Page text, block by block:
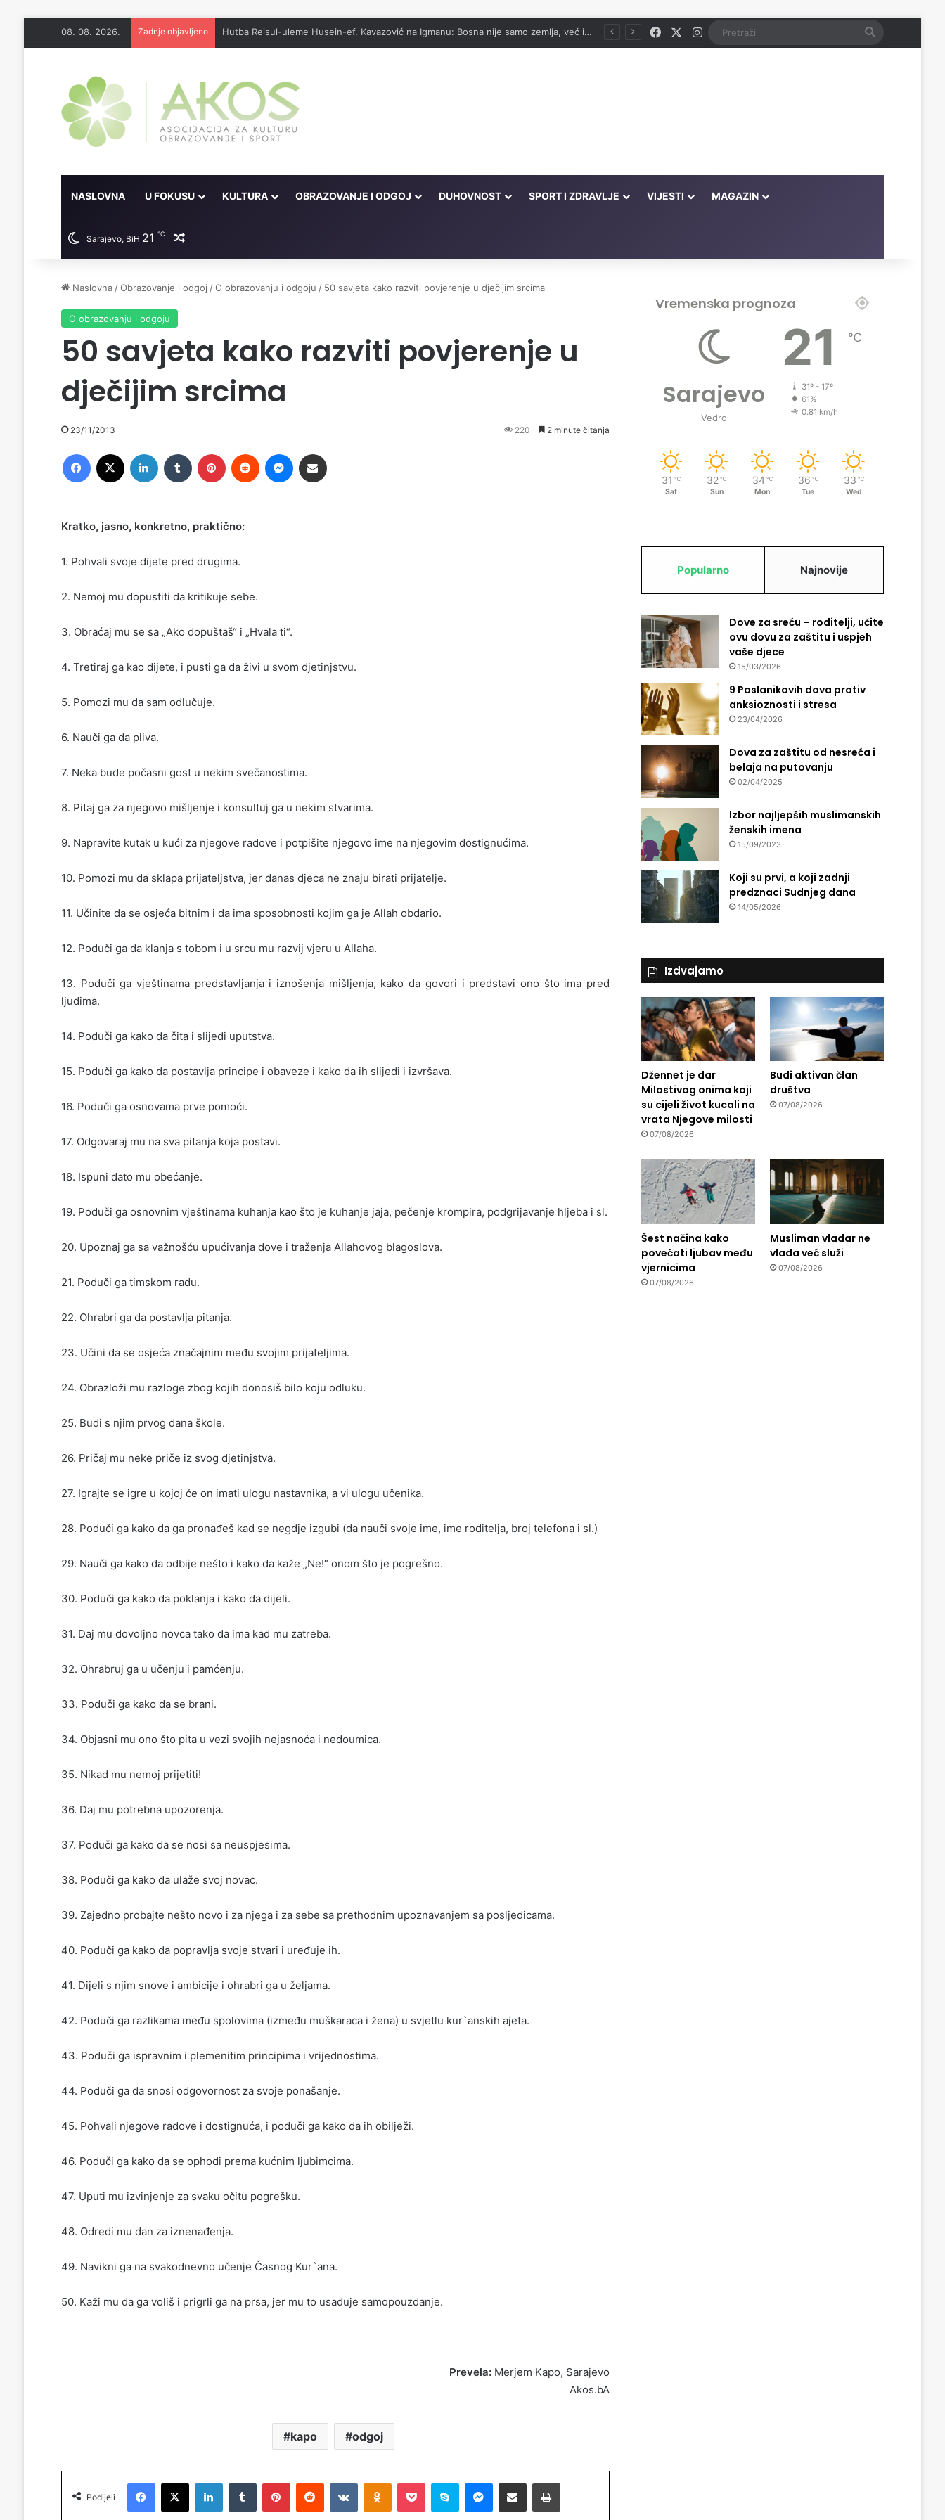
08. 08. 2026. Zadnje objavljeno Džennet je dar Milostivog onima koji su cijeli život kucali na vrata Njegove milosti FacebookInstagram Pretraži
NASLOVNA U FOKUSU KULTURA OBRAZOVANJE I ODGOJ DUHOVNOST SPORT I ZDRAVLJE VIJESTI MAGAZIN
Sarajevo, BiH 21 ℃ Random članak
Naslovna /Obrazovanje i odgoj /O obrazovanju i odgoju / 50 savjeta kako razviti povjerenje u dječijim srcima
O obrazovanju i odgoju
50 savjeta kako razviti povjerenje u
dječijim srcima
23/11/2013 220 2 minute čitanja
Kratko, jasno, konkretno, praktično:
1. Pohvali svoje dijete pred drugima.
2. Nemoj mu dopustiti da kritikuje sebe.
3. Obraćaj mu se sa „Ako dopuštaš“ i „Hvala ti“.
4. Tretiraj ga kao dijete, i pusti ga da živi u svom djetinjstvu.
5. Pomozi mu da sam odlučuje.
6. Nauči ga da pliva.
7. Neka bude počasni gost u nekim svečanostima.
8. Pitaj ga za njegovo mišljenje i konsultuj ga u nekim stvarima.
9. Napravite kutak u kući za njegove radove i potpišite njegovo ime na njegovim dostignućima.
10. Pomozi mu da sklapa prijateljstva, jer danas djeca ne znaju birati prijatelje.
11. Učinite da se osjeća bitnim i da ima sposobnosti kojim ga je Allah obdario.
12. Poduči ga da klanja s tobom i u srcu mu razvij vjeru u Allaha.
13. Poduči ga vještinama predstavljanja i iznošenja mišljenja, kako da govori i predstavi ono što ima pred
ljudima.
14. Poduči ga kako da čita i slijedi uputstva.
15. Poduči ga kako da postavlja principe i obaveze i kako da ih slijedi i izvršava.
16. Poduči ga osnovama prve pomoći.
17. Odgovaraj mu na sva pitanja koja postavi.
18. Ispuni dato mu obećanje.
19. Poduči ga osnovnim vještinama kuhanja kao što je kuhanje jaja, pečenje krompira, podgrijavanje hljeba i sl.
20. Upoznaj ga sa važnošću upućivanja dove i traženja Allahovog blagoslova.
21. Poduči ga timskom radu.
22. Ohrabri ga da postavlja pitanja.
23. Učini da se osjeća značajnim među svojim prijateljima.
24. Obrazloži mu razloge zbog kojih donosiš bilo koju odluku.
25. Budi s njim prvog dana škole.
26. Pričaj mu neke priče iz svog djetinjstva.
27. Igrajte se igre u kojoj će on imati ulogu nastavnika, a vi ulogu učenika.
28. Poduči ga kako da ga pronađeš kad se negdje izgubi (da nauči svoje ime, ime roditelja, broj telefona i sl.)
29. Nauči ga kako da odbije nešto i kako da kaže „Ne!“ onom što je pogrešno.
30. Poduči ga kako da poklanja i kako da dijeli.
31. Daj mu dovoljno novca tako da ima kad mu zatreba.
32. Ohrabruj ga u učenju i pamćenju.
33. Poduči ga kako da se brani.
34. Objasni mu ono što pita u vezi svojih nejasnoća i nedoumica.
35. Nikad mu nemoj prijetiti!
36. Daj mu potrebna upozorenja.
37. Poduči ga kako da se nosi sa neuspjesima.
38. Poduči ga kako da ulaže svoj novac.
39. Zajedno probajte nešto novo i za njega i za sebe sa prethodnim upoznavanjem sa posljedicama.
40. Poduči ga kako da popravlja svoje stvari i uređuje ih.
41. Dijeli s njim snove i ambicije i ohrabri ga u željama.
42. Poduči ga razlikama među spolovima (između muškaraca i žena) u svjetlu kur`anskih ajeta.
43. Poduči ga ispravnim i plemenitim principima i vrijednostima.
44. Poduči ga da snosi odgovornost za svoje ponašanje.
45. Pohvali njegove radove i dostignuća, i poduči ga kako da ih obilježi.
46. Poduči ga kako da se ophodi prema kućnim ljubimcima.
47. Uputi mu izvinjenje za svaku očitu pogrešku.
48. Odredi mu dan za iznenađenja.
49. Navikni ga na svakodnevno učenje Časnog Kur`ana.
50. Kaži mu da ga voliš i prigrli ga na prsa, jer mu to usađuje samopouzdanje.
Prevela: Merjem Kapo, Sarajevo
Akos.bA
kapo odgoj
Podijeli
Facebook X LinkedIn Tumblr Pinterest Reddit VKontakte Odnoklassniki Pocket Skype Messenger Podijeli putem Emaila Printaj
Vremenska prognoza
Sarajevo
Vedro
21 ℃
31º - 17º
61%
0.81 km/h
31 ℃
Sat
32 ℃
Sun
34 ℃
Mon
36 ℃
Tue
33 ℃
Wed
Popularno Najnovije
Dove za sreću – roditelji, učite
ovu dovu za zaštitu i uspjeh
vaše djece
15/03/2026
9 Poslanikovih dova protiv
anksioznosti i stresa
23/04/2026
Dova za zaštitu od nesreća i
belaja na putovanju
02/04/2025
Izbor najljepših muslimanskih
ženskih imena
15/09/2023
Koji su prvi, a koji zadnji
predznaci Sudnjeg dana
14/05/2026
Izdvajamo
Džennet je dar
Milostivog onima koji
su cijeli život kucali na
vrata Njegove milosti
07/08/2026
Budi aktivan član
društva
07/08/2026
Šest načina kako
povećati ljubav među
vjernicima
07/08/2026
Musliman vladar ne
vlada već služi
07/08/2026